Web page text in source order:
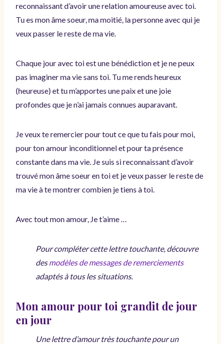
reconnaissant d’avoir une relation amoureuse avec toi.
Tu es mon âme soeur, ma moitié, la personne avec qui je
veux passer le reste de ma vie.
Chaque jour avec toi est une bénédiction et je ne peux
pas imaginer ma vie sans toi. Tu me rends heureux
(heureuse) et tu m’apportes une paix et une joie
profondes que je n’ai jamais connues auparavant.
Je veux te remercier pour tout ce que tu fais pour moi,
pour ton amour inconditionnel et pour ta présence
constante dans ma vie. Je suis si reconnaissant d’avoir
trouvé mon âme soeur en toi et je veux passer le reste de
ma vie à te montrer combien je tiens à toi.
Avec tout mon amour, Je t’aime …
Pour compléter cette lettre touchante, découvre
desmodèles de messages de remerciements
adaptés à tous les situations.
Mon amour pour toi grandit de jour
en jour
Une lettre d’amour très touchante pour un